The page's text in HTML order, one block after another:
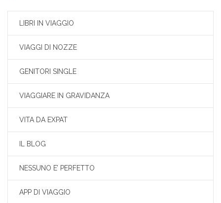
LIBRI IN VIAGGIO
VIAGGI DI NOZZE
GENITORI SINGLE
VIAGGIARE IN GRAVIDANZA
VITA DA EXPAT
IL BLOG
NESSUNO E’ PERFETTO
APP DI VIAGGIO